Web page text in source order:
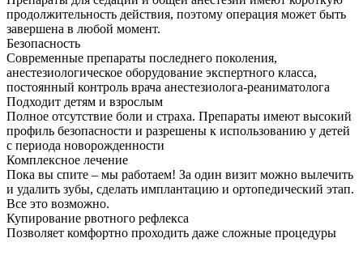
продолжительность действия, поэтому операция может быть
завершена в любой момент.
Безопасность
Современные препараты последнего поколения,
анестезиологическое оборудование экспертного класса,
постоянный контроль врача анестезиолога-реаниматолога
Подходит детям и взрослым
Полное отсутствие боли и страха. Препараты имеют высокий
профиль безопасности и разрешены к использованию у детей
с периода новорожденности
Комплексное лечение
Пока вы спите – мы работаем! За один визит можно вылечить
и удалить зубы, сделать имплантацию и ортопедический этап.
Все это возможно.
Купирование рвотного рефлекса
Позволяет комфортно проходить даже сложные процедуры